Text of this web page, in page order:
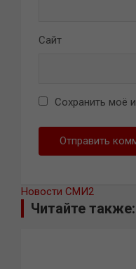
Сайт
Сохранить моё
Новости СМИ2
Читайте также: